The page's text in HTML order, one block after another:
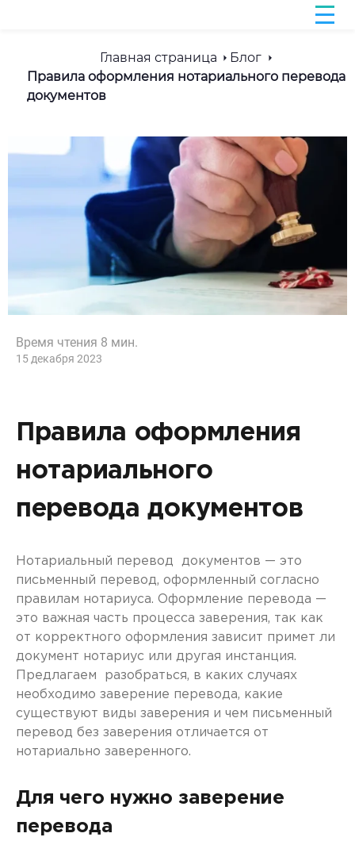
Главная страница
Блог
Правила оформления нотариального перевода
документов
Время чтения 8 мин.
15 декабря 2023
Правила оформления
нотариального
перевода документов
Нотариальный перевод документов — это
письменный перевод, оформленный согласно
правилам нотариуса. Оформление перевода —
это важная часть процесса заверения, так как
от корректного оформления зависит примет ли
документ нотариус или другая инстанция.
Предлагаем разобраться, в каких случаях
необходимо заверение перевода, какие
существуют виды заверения и чем письменный
перевод без заверения отличается от
нотариально заверенного.
Для чего нужно заверение
перевода